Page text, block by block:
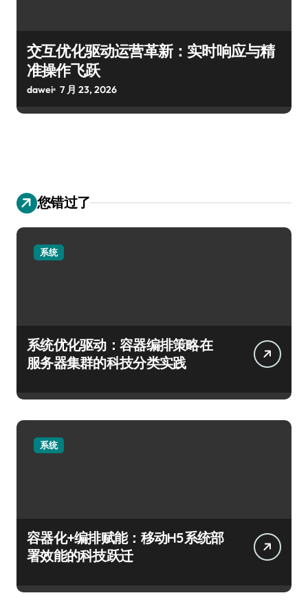
交互优化驱动运营革新：实时响应与精
准操作飞跃
dawei 7 月 23, 2026
您错过了
系统
系统优化驱动：容器编排策略在
服务器集群的科技分类实践
系统
容器化+编排赋能：移动H5系统部
署效能的科技跃迁